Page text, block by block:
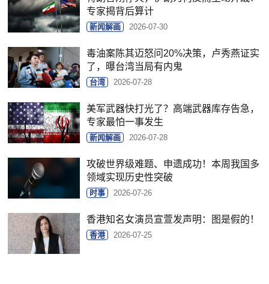
专家揭背后算计
新闻解画 2026-07-30
毒油案陈其迈怒问20%决策，卢秀燕证实
了，曝台湾当局有内鬼
台湾 2026-07-28
美军武器快打光了？高端武器库存告急，
专家最怕一事发生
新闻解画 2026-07-28
攻破世界级难题、申遗成功！本周我国多
领域实现历史性突破
时事 2026-07-26
香港知名女演员宣萱发声明：图是假的！
香港 2026-07-25